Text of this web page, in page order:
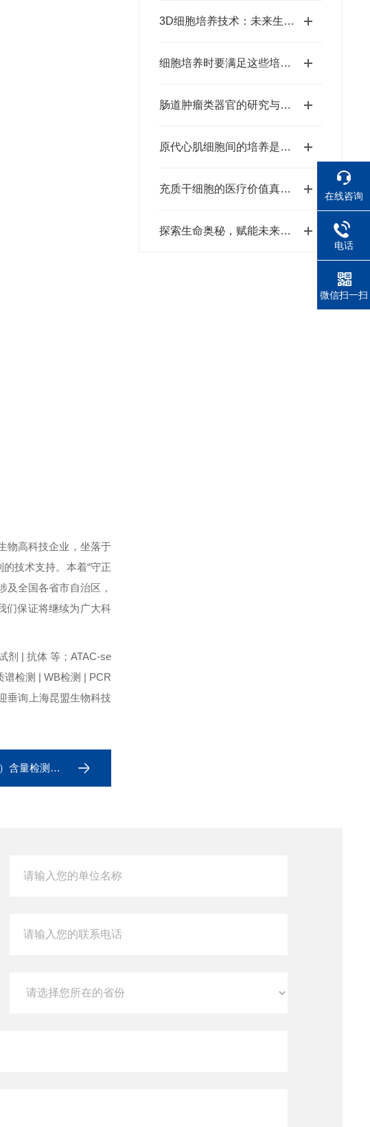
3D细胞培养技术：未来生物医学研究的新前沿
细胞培养时要满足这些培养条件
肠道肿瘤类器官的研究与应用
原代心肌细胞间的培养是为了什么？
充质干细胞的医疗价值真的很高
探索生命奥秘，赋能未来健康：细胞培养——现代生物医学研究的基石
物高科技企业，坐落于
的技术支持。本着“守正
全国各省市自治区，
们保证将继续为广大科
剂 | 抗体 等；ATAC-se
谱检测 | WB检测 | PCR
垂询上海昆盟生物科技
检测试剂盒
在线咨询
电话
微信扫一扫